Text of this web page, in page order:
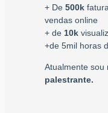
+ De 500k
vendas online
+ de 10k
+de 5mil horas
Atualmente sou
palestrante.